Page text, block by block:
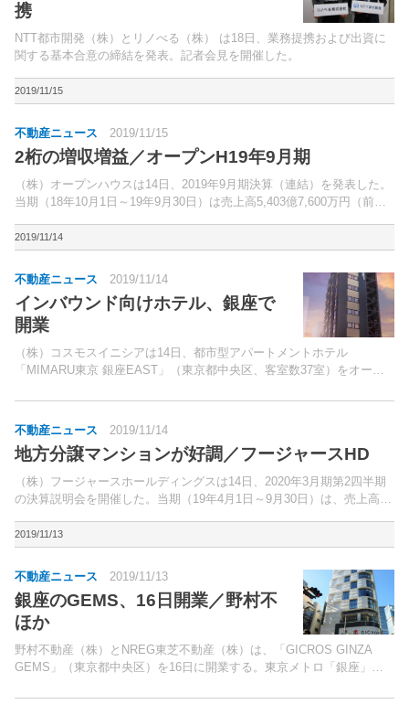
携
NTT都市開発（株）とリノべる（株） は18日、業務提携および出資に
関する基本合意の締結を発表。記者会見を開催した。
2019/11/15
不動産ニュース 2019/11/15
2桁の増収増益／オープンH19年9月期
（株）オープンハウスは14日、2019年9月期決算（連結）を発表した。
当期（18年10月1日～19年9月30日）は売上高5,403億7,600万円（前期
億2,60...
2019/11/14
不動産ニュース 2019/11/14
インバウンド向けホテル、銀座で
開業
（株）コスモスイニシアは14日、都市型アパートメントホテル
「MIMARU東京 銀座EAST」（東京都中央区、客室数37室）をオープ
町」駅徒歩5分、都営浅草線・東京メトロ日比谷線「東銀...
不動産ニュース 2019/11/14
地方分譲マンションが好調／フージャースHD
（株）フージャースホールディングスは14日、2020年3月期第2四半期
の決算説明会を開催した。当期（19年4月1日～9月30日）は、売上高
352.2％増）、経常利益1...
2019/11/13
不動産ニュース 2019/11/13
銀座のGEMS、16日開業／野村不
ほか
野村不動産（株）とNREG東芝不動産（株）は、「GICROS GINZA
GEMS」（東京都中央区）を16日に開業する。東京メトロ「銀座」駅